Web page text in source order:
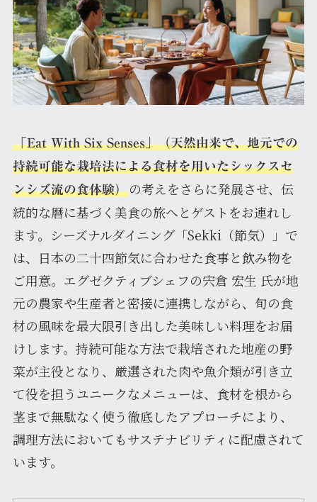
「Eat With Six Senses」（天然由来で、地元での
持続可能な栽培法による食材を用いたシックスセ
ンシズ流の食体験）の考えをさらに発展させ、伝
統的な暦に基づく美食の旅へとゲストをお連れし
ます。シーズナルダイニング「Sekki（節気）」で
は、日本の二十四節気に合わせた食事と飲み物を
ご用意。エグゼクティブシェフの宍倉 宏生 氏が地
元の農家や生産者と密接に連携しながら、旬の食
材の風味を最大限引き出した美味しい料理をお届
けします。持続可能な方法で栽培された地産の野
菜が主役となり、厳選された肉や魚介類が引き立
て役を担うユニークなメニューは、食材を根から
茎まで無駄なく使う徹底したアプローチにより、
調理方法においてもサステナビリティに配慮されて
います。